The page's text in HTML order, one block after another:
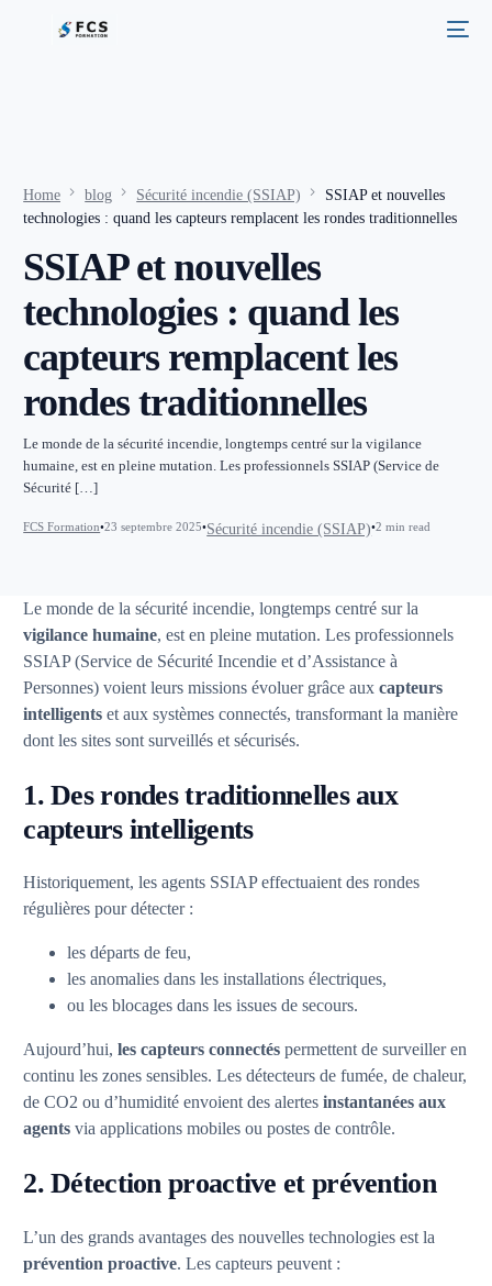
Home blog Sécurité incendie (SSIAP)
SSIAP et nouvelles
technologies : quand les capteurs remplacent les rondes traditionnelles
SSIAP et nouvelles
technologies : quand les
capteurs remplacent les
rondes traditionnelles
Le monde de la sécurité incendie, longtemps centré sur la vigilance
humaine, est en pleine mutation. Les professionnels SSIAP (Service de
Sécurité […]
FCS Formation 23 septembre 2025 Sécurité incendie (SSIAP) 2 min read
Le monde de la sécurité incendie, longtemps centré sur la
vigilance humaine, est en pleine mutation. Les professionnels
SSIAP (Service de Sécurité Incendie et d’Assistance à
Personnes) voient leurs missions évoluer grâce auxcapteurs
intelligents et aux systèmes connectés, transformant la manière
dont les sites sont surveillés et sécurisés.
1. Des rondes traditionnelles aux
capteurs intelligents
Historiquement, les agents SSIAP effectuaient des rondes
régulières pour détecter :
les départs de feu,
les anomalies dans les installations électriques,
ou les blocages dans les issues de secours.
Aujourd’hui,les capteurs connectés permettent de surveiller en
continu les zones sensibles. Les détecteurs de fumée, de chaleur,
de CO2 ou d’humidité envoient des alertesinstantanées aux
agents via applications mobiles ou postes de contrôle.
2. Détection proactive et prévention
L’un des grands avantages des nouvelles technologies est la
prévention proactive. Les capteurs peuvent :